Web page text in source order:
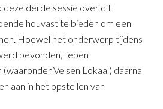
deze derde sessie over dit
houvast te bieden om een
Hoewel het onderwerp tijdens
bevonden, liepen
Velsen Lokaal) daarna
aan in het opstellen van